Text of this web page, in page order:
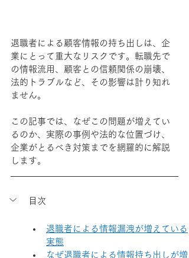
退職者による顧客情報の持ち出しは、企
業にとって重大なリスクです。転職先で
の情報流用、顧客との信頼関係の崩壊、
法的トラブルなど、その影響は計り知れ
ません。
この記事では、なぜこの問題が増えてい
るのか、実際の事例や法的な位置づけ、
企業がとるべき対策までを網羅的に解説
します。
目次
退職者による情報漏洩が増えている
実態
なぜ退職者による情報持ち出しが増